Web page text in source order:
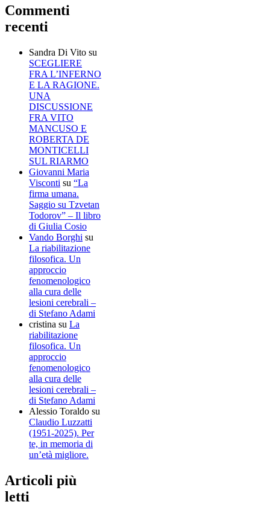
Commenti
recenti
Sandra Di Vito su
SCEGLIERE
FRA L’INFERNO
E LA RAGIONE.
UNA
DISCUSSIONE
FRA VITO
MANCUSO E
ROBERTA DE
MONTICELLI
SUL RIARMO
Giovanni Maria
Visconti su “La
firma umana.
Saggio su Tzvetan
Todorov” – Il libro
di Giulia Cosio
Vando Borghi su
La riabilitazione
filosofica. Un
approccio
fenomenologico
alla cura delle
lesioni cerebrali –
di Stefano Adami
cristina su La
riabilitazione
filosofica. Un
approccio
fenomenologico
alla cura delle
lesioni cerebrali –
di Stefano Adami
Alessio Toraldo su
Claudio Luzzatti
(1951-2025). Per
te, in memoria di
un’età migliore.
Articoli più
letti